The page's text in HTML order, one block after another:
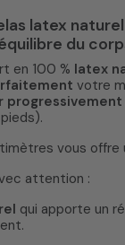
5/5 (5 avis)
latex
du
en 100 % latex
votre
progressivement
vous offre
attention :
qui apporte un